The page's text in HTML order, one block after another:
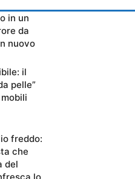
in un
da
nuovo
il
pelle”
freddo:
che
del